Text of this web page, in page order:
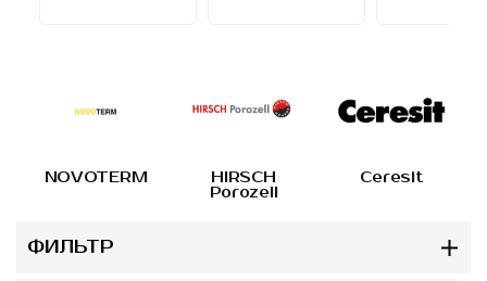
NOVOTERM
HIRSCH
Porozell
Ceresit
ФИЛЬТР